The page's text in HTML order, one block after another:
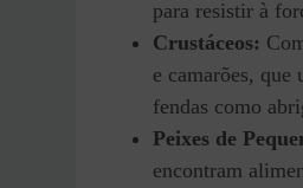
para resistir à
Crustáceos:
e camarões, que
fendas como
Peixes de
encontram